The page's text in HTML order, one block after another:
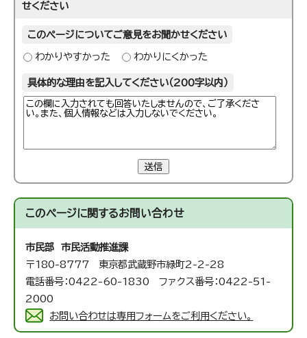
せください
このページについてご意見をお聞かせください
わかりやすかった わかりにくかった
具体的な理由を記入してください（200字以内）
送信
このページに関するお問い合わせ
市民部 市民活動推進課
〒180-8777 東京都武蔵野市緑町2-2-28
電話番号：0422-60-1830 ファクス番号：0422-51-
2000
お問い合わせは専用フォームをご利用ください。